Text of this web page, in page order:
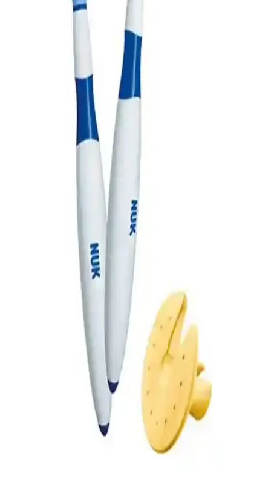
İpek Bebek Kulak Temizleme Pamuğu: Güvenli ve
Nazik Kulak Temizliği İçin En İyi Seçenek
İpek Bebek Kulak Temizleme Pamuğu, bebeklerin nazik kulaklarını
güvenle ve pratikçe temizleyen yüksek kaliteli, Türkiye menşeli
ürün. Uzun ömürlü ve ekonomik paket seçenekleriyle ailelerin
Damaksız Emzikler: Bebeklerin Ağız ve Diş Sağlığı
İçin Doğru Seçenekler Rehberi
Damaksız emzikler, bebeklerin ağız ve diş gelişimine uygun, sağlıklı
ve güvenilir seçenekler sunar. Doğru seçimle bebeğinizin rahatlığını
sağlayın ve ağız sağlığını destekleyin.
Uni Baby Vazelin: Bebek ve Hassas Ciltler İçin
Güvenilir Çok Amaçlı Bakım Ürünü
Uni Baby Vazelin, bebek ve hassas ciltler için doğal içeriklerle
formüle edilmiş, dermatolojik olarak test edilmiş, nemlendirici ve
koruyucu özellikleriyle günlük bakımda güvenilir bir tercih sağlar.
Mas Lord Bebek Diş Fırçası Karşılaştırması 2-12 Yaş
Arası Güvenli ve Etkili Kullanım
İki Mas Lord bebek diş fırçasının malzeme, tasarım ve kullanım
kolaylığı açısından karşılaştırması, çocuklar ve ebeveynler için en
uygun seçimi yapmaya yardımcı olur.
Dalin Bebek Kolonyası Bıcı Bıcı Klasik 150 Ml:
Güvenilir ve Hoş Kokulu Bebek Bakım Kolonyası
Dalin Bıcı Bıcı Bebek Kolonyası, 150 ml'lik şişesiyle bebeklerin
hassas ciltleri için uygun, hoş ve klasik kokusuyla ferahlatıcı bir
bakım sağlar, kullanıcı memnuniyeti yüksektir.
Erken Diş Bakımını Kolaylaştıran Alıştırma Seti:
Bebekler için Nazik Fırçalama Deneyimi